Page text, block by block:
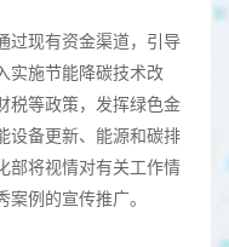
过现有资金渠道，引导
实施节能降碳技术改
税等政策，发挥绿色金
设备更新、能源和碳排
部将视情对有关工作情
例的宣传推广。